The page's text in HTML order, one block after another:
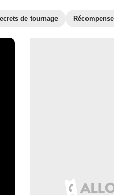
de tournage